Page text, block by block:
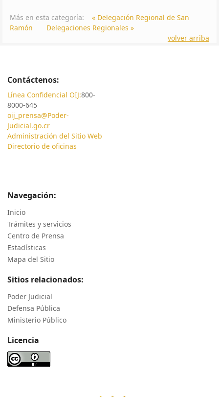
Más en esta categoría:
« Delegación Regional de San
Ramón
Delegaciones Regionales »
volver arriba
Contáctenos:
Línea Confidencial OIJ:800-
8000-645
oij_prensa@Poder-
Judicial.go.cr
Administración del Sitio Web
Directorio de oficinas
Navegación:
Inicio
Trámites y servicios
Centro de Prensa
Estadísticas
Mapa del Sitio
Sitios relacionados:
Poder Judicial
Defensa Pública
Ministerio Público
Licencia